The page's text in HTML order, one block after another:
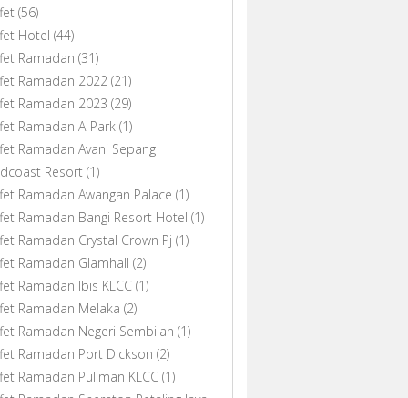
(56)
Hotel (44)
Ramadan (31)
Ramadan 2022 (21)
Ramadan 2023 (29)
Ramadan A-Park (1)
Ramadan Avani Sepang
Resort (1)
Ramadan Awangan Palace (1)
Ramadan Bangi Resort Hotel (1)
Ramadan Crystal Crown Pj (1)
Ramadan Glamhall (2)
Ramadan Ibis KLCC (1)
Ramadan Melaka (2)
Ramadan Negeri Sembilan (1)
Ramadan Port Dickson (2)
Ramadan Pullman KLCC (1)